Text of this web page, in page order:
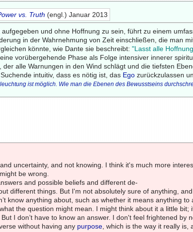
vs. Truth (engl.) Januar 2013
und ohne Hoffnung zu sein, führt zu einem
in der Wahrnehmung von Zeit einschließen, die man
könnte, wie Dante sie beschreibt:"Lasst alle
vorübergehende Phase als Folge intensiver innerer
der alle Warnungen in den Wind schlägt und die tiefsten
intuitiv, dass es nötig ist, das Ego zurückzulassen
ist möglich. Wie man die Ebenen des Bewusstseins
uncertainty, and not knowing. I think it's much more
be wrong.
and possible beliefs and different de-
different things. But I'm not absolutely sure of anything,
know anything about, such as whether it means anything to
the question might mean. I might think about it a little bit;
I don’t have to know an answer. I don't feel frightened by
without having any purpose , which is the way it really